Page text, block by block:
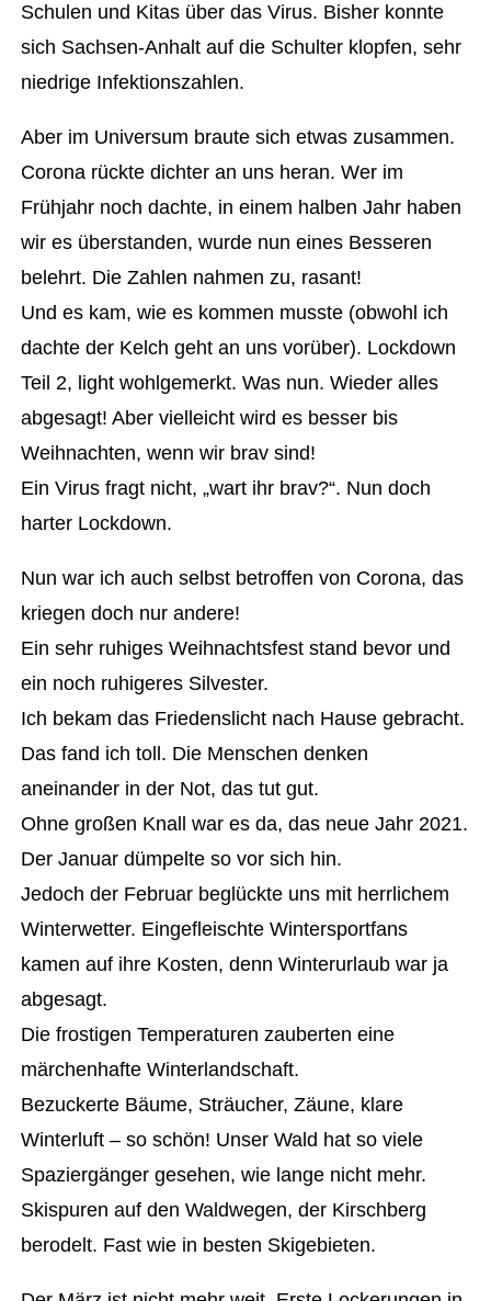
Schulen und Kitas über das Virus. Bisher konnte
sich Sachsen-Anhalt auf die Schulter klopfen, sehr
niedrige Infektionszahlen.
Aber im Universum braute sich etwas zusammen.
Corona rückte dichter an uns heran. Wer im
Frühjahr noch dachte, in einem halben Jahr haben
wir es überstanden, wurde nun eines Besseren
belehrt. Die Zahlen nahmen zu, rasant!
Und es kam, wie es kommen musste (obwohl ich
dachte der Kelch geht an uns vorüber). Lockdown
Teil 2, light wohlgemerkt. Was nun. Wieder alles
abgesagt! Aber vielleicht wird es besser bis
Weihnachten, wenn wir brav sind!
Ein Virus fragt nicht, „wart ihr brav?“. Nun doch
harter Lockdown.
Nun war ich auch selbst betroffen von Corona, das
kriegen doch nur andere!
Ein sehr ruhiges Weihnachtsfest stand bevor und
ein noch ruhigeres Silvester.
Ich bekam das Friedenslicht nach Hause gebracht.
Das fand ich toll. Die Menschen denken
aneinander in der Not, das tut gut.
Ohne großen Knall war es da, das neue Jahr 2021.
Der Januar dümpelte so vor sich hin.
Jedoch der Februar beglückte uns mit herrlichem
Winterwetter. Eingefleischte Wintersportfans
kamen auf ihre Kosten, denn Winterurlaub war ja
abgesagt.
Die frostigen Temperaturen zauberten eine
märchenhafte Winterlandschaft.
Bezuckerte Bäume, Sträucher, Zäune, klare
Winterluft – so schön! Unser Wald hat so viele
Spaziergänger gesehen, wie lange nicht mehr.
Skispuren auf den Waldwegen, der Kirschberg
berodelt. Fast wie in besten Skigebieten.